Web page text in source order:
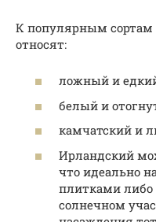
К популярным сортам
относят:
ложный и
белый и
камчатский и
Ирландский
что идеально
плитками
солнечном